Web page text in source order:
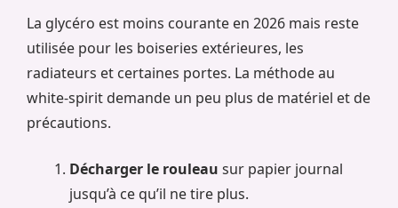
La glycéro est moins courante en 2026 mais reste
utilisée pour les boiseries extérieures, les
radiateurs et certaines portes. La méthode au
white-spirit demande un peu plus de matériel et de
précautions.
Décharger le rouleau sur papier journal
jusqu’à ce qu’il ne tire plus.